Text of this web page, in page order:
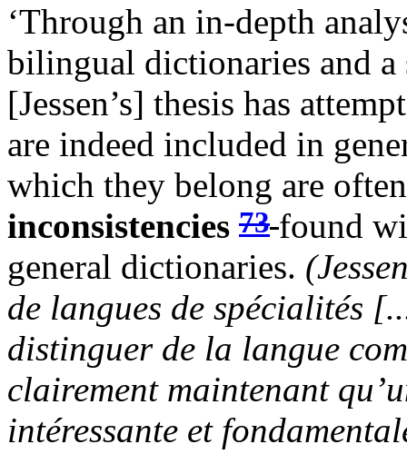
‘Through an in-depth
bilingual dictionaries and
[Jessen’s] thesis has
are indeed included in
which they belong are
inconsistencies 73 found
general dictionaries.
de langues de spécialités
distinguer de la langue
clairement maintenant
intéressante et